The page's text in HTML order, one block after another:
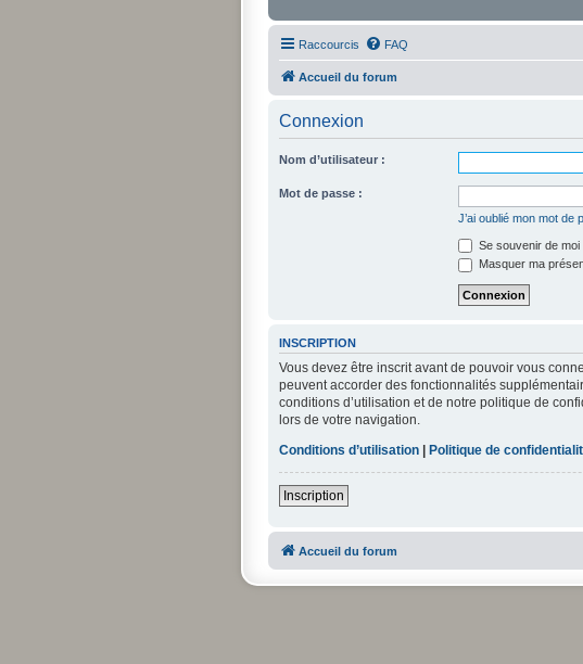
Raccourcis FAQ
Accueil du forum
Connexion
Nom d’utilisateur :
Mot de passe :
J’ai oublié mon mot de
Se souvenir de moi
Masquer ma
INSCRIPTION
Vous devez être inscrit avant de pouvoir vous
peuvent accorder des fonctionnalités
conditions d’utilisation et de notre politique de
lors de votre navigation.
Conditions d’utilisation
Politique de
Inscription
Accueil du forum